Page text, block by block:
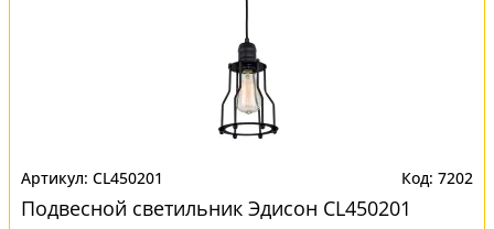
CL450201 7202
Подвесной светильник Эдисон CL450201